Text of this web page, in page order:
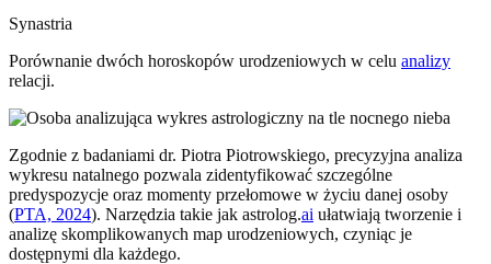
Synastria
Porównanie dwóch horoskopów urodzeniowych w celu analizy
relacji.
Zgodnie z badaniami dr. Piotra Piotrowskiego, precyzyjna analiza
wykresu natalnego pozwala zidentyfikować szczególne
predyspozycje oraz momenty przełomowe w życiu danej osoby
(PTA, 2024). Narzędzia takie jak astrolog.ai ułatwiają tworzenie i
analizę skomplikowanych map urodzeniowych, czyniąc je
dostępnymi dla każdego.